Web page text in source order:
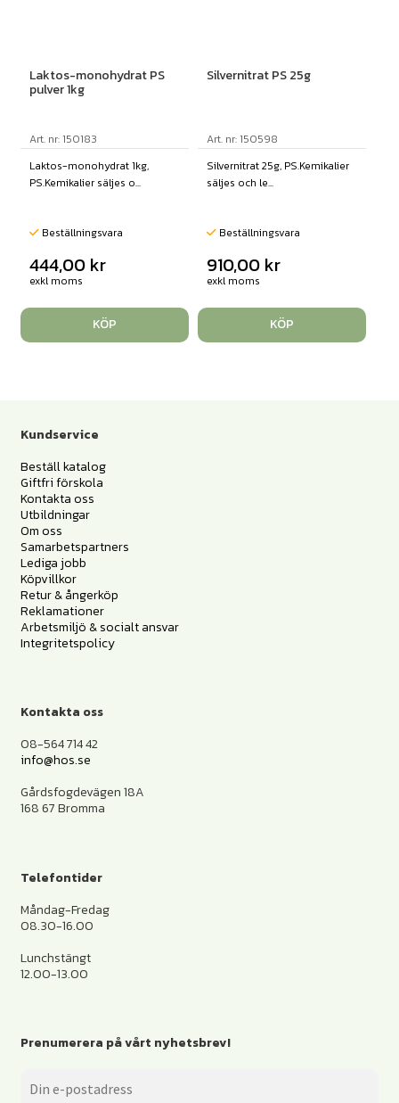
Laktos-monohydrat PS
pulver 1kg
Art. nr: 150183
Laktos-monohydrat 1kg,
PS.Kemikalier säljes o...
Beställningsvara
444,00 kr
exkl moms
KÖP
Silvernitrat PS 25g
Art. nr: 150598
Silvernitrat 25g, PS.Kemikalier
säljes och le...
Beställningsvara
910,00 kr
exkl moms
KÖP
Kundservice
Beställ katalog
Giftfri förskola
Kontakta oss
Utbildningar
Om oss
Samarbetspartners
Lediga jobb
Köpvillkor
Retur & ångerköp
Reklamationer
Arbetsmiljö & socialt ansvar
Integritetspolicy
Kontakta oss
08-564 714 42
info@hos.se
Gårdsfogdevägen 18A
168 67 Bromma
Telefontider
Måndag-Fredag
08.30-16.00
Lunchstängt
12.00-13.00
Prenumerera på vårt nyhetsbrev!